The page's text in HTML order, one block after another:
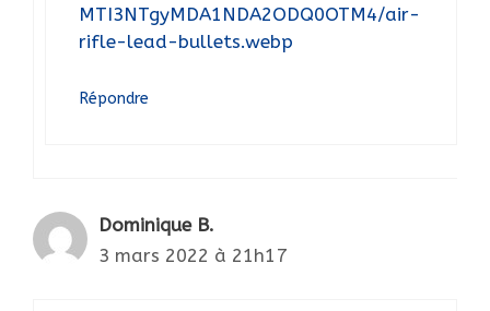
MTI3NTgyMDA1NDA2ODQ0OTM4/air-
rifle-lead-bullets.webp
Répondre
Dominique B.
3 mars 2022 à 21h17